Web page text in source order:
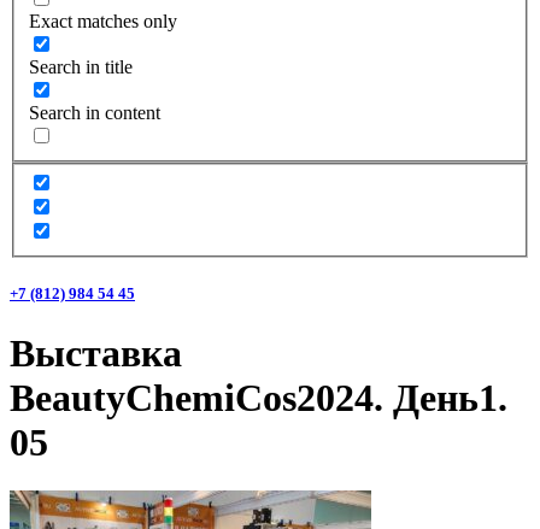
Exact matches only
Search in title
Search in content
+7 (812) 984 54 45
Выставка
BeautyChemiCos2024. День1.
05